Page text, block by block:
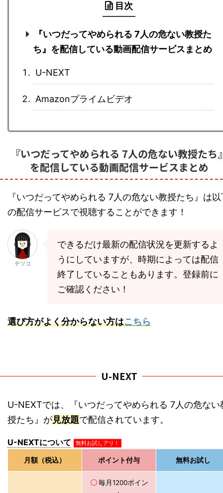
目次
『いつだってやめられる 7人の危ない教授た
ち』を配信している動画配信サービスまとめ
U-NEXT
Amazonプライムビデオ
『いつだってやめられる 7人の危ない教授たち
を配信している動画配信サービスまとめ
『いつだってやめられる 7人の危ない教授たち』は
の配信サービスで視聴することができます！
テツコ
できるだけ最新の配信状況を更新するよ
うにしていますが、時期によっては配信
終了していることもあります。登録前に
ご確認ください！
選び方がよく分からない方はこちら
U-NEXT
U-NEXTでは、『いつだってやめられる 7人の危ない
授たち』が見放題で配信されています。
U-NEXTについて 無料お試しアリ！
月額（税込） ポイント付与 無料お試し
〇毎月1200ポイン